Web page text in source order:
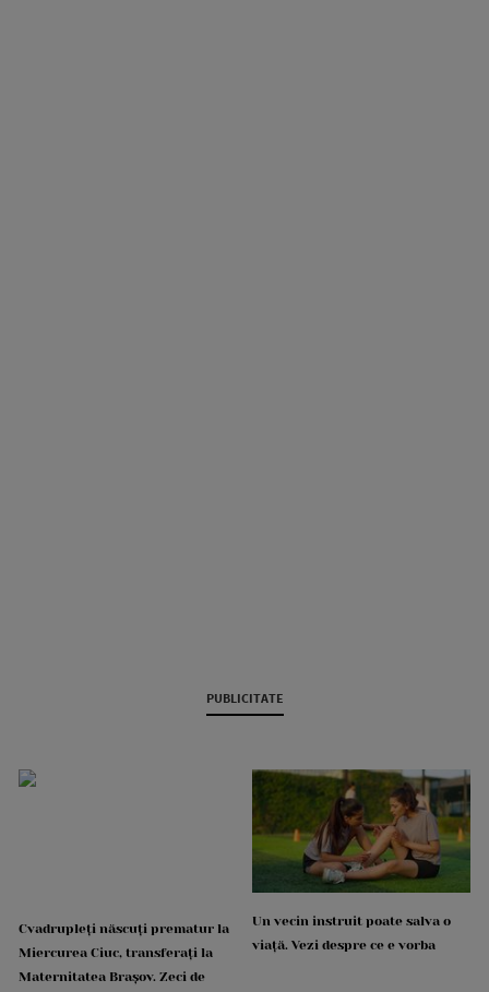
PUBLICITATE
Cvadrupleți născuți prematur la
Miercurea Ciuc, transferați la
Maternitatea Brașov. Zeci de
Un vecin instruit poate salva o
viață. Vezi despre ce e vorba